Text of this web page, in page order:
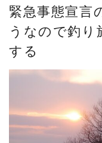
緊急事態宣言
うなので釣り
する